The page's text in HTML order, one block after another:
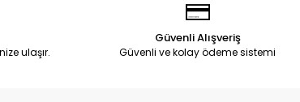
ulaşır.
Güvenli Alışveriş
Güvenli ve kolay ödeme sistemi